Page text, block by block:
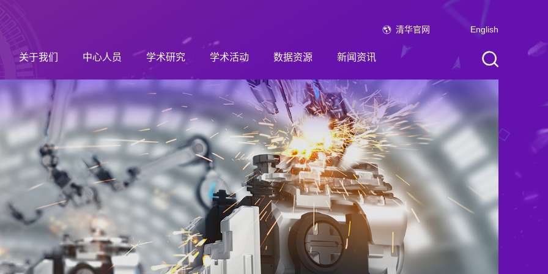
清华官网 English
关于我们 中心人员 学术研究 学术活动 数据资源 新闻资讯